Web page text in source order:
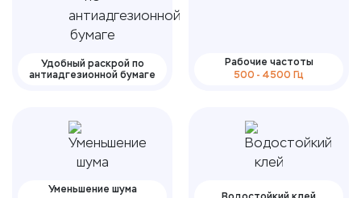
Удобный раскрой по
антиадгезионной бумаге
Рабочие частоты
500 - 4500 Гц
Уменьшение шума